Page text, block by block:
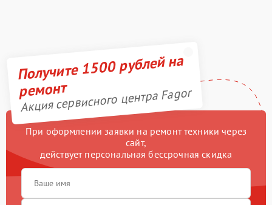
Получите 1500 рублей на
ремонт
Акция сервисного центра Fagor
При оформлении заявки на ремонт техники через
сайт,
действует персональная бессрочная скидка